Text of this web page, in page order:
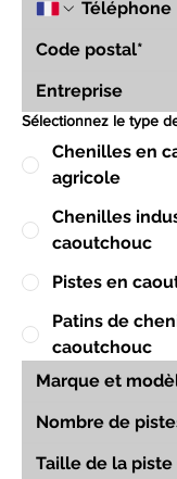
Sélectionnez le type
Chenilles en
agricole
Chenilles
caoutchouc
Pistes en
Patins de
caoutchouc